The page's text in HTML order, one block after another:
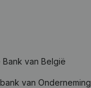
Bank van België
van